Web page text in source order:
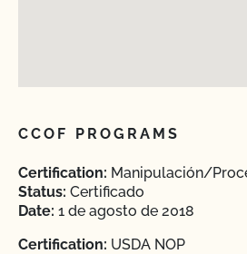
CCOF PROGRAMS
Certification: Manipulación/
Status: Certificado
Date: 1 de agosto de 2018
Certification: USDA NOP